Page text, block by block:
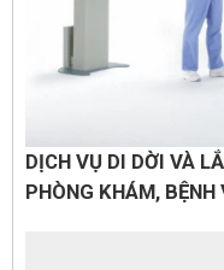
DỊCH VỤ DI DỜI VÀ
PHÒNG KHÁM, BỆNH